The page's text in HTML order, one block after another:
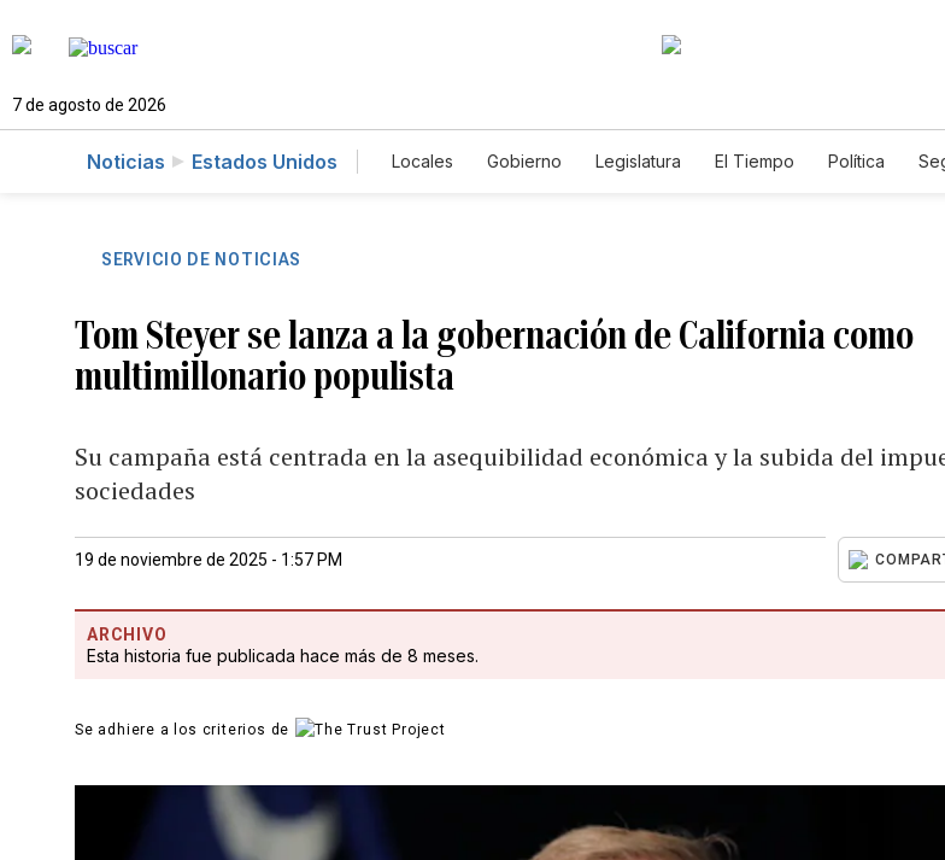
7 de agosto de 2026
Noticias Estados Unidos Locales Gobierno Legislatura El Tiempo Política
SERVICIO DE NOTICIAS
Tom Steyer se lanza a la gobernación de California como
multimillonario populista
Su campaña está centrada en la asequibilidad económica y la subida del
sociedades
19 de noviembre de 2025 - 1:57 PM
ARCHIVO
Esta historia fue publicada hace más de 8 meses.
Se adhiere a los criterios de